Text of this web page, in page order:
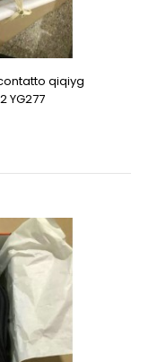
qiqiyg
YG277